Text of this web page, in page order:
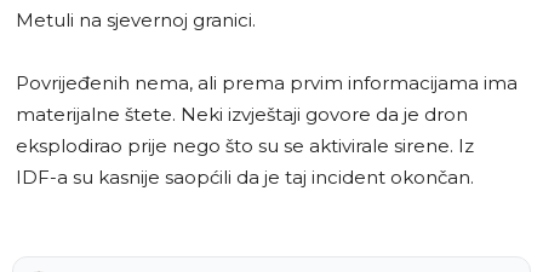
Metuli na sjevernoj granici.
Povrijeđenih nema, ali prema prvim informacijama ima
materijalne štete. Neki izvještaji govore da je dron
eksplodirao prije nego što su se aktivirale sirene. Iz
IDF-a su kasnije saopćili da je taj incident okončan.